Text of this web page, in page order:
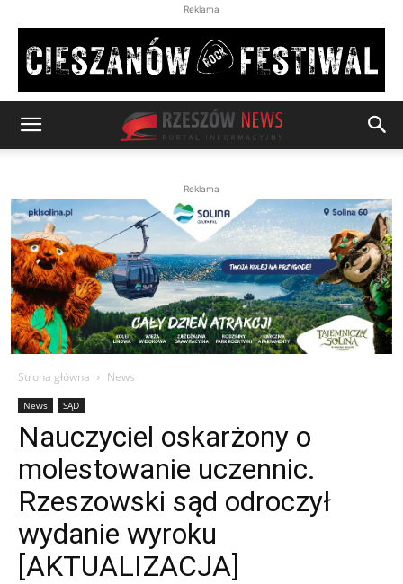
Reklama
Reklama
Strona główna News
News SĄD
Nauczyciel oskarżony o
molestowanie uczennic.
Rzeszowski sąd odroczył
wydanie wyroku
[AKTUALIZACJA]